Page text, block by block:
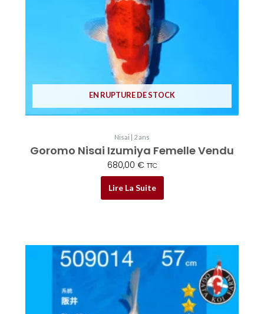
EN RUPTURE DE STOCK
Nisai | 2 ans
Goromo Nisai Izumiya Femelle Vendu
680,00 € TTC
Lire La Suite